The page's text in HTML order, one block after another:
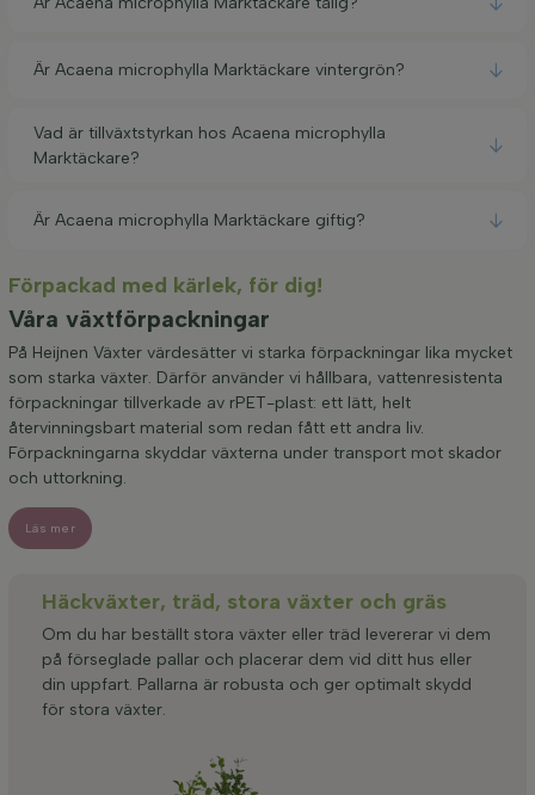
Är Acaena microphylla Marktäckare vintergrön?
Vad är tillväxtstyrkan hos Acaena microphylla
Marktäckare?
Är Acaena microphylla Marktäckare giftig?
Förpackad med kärlek, för dig!
Våra växtförpackningar
På Heijnen Växter värdesätter vi starka förpackningar lika mycket
som starka växter. Därför använder vi hållbara, vattenresistenta
förpackningar tillverkade av rPET-plast: ett lätt, helt
återvinningsbart material som redan fått ett andra liv.
Förpackningarna skyddar växterna under transport mot skador
och uttorkning.
Läs mer
Häckväxter, träd, stora växter och gräs
Om du har beställt stora växter eller träd levererar vi dem
på förseglade pallar och placerar dem vid ditt hus eller
din uppfart. Pallarna är robusta och ger optimalt skydd
för stora växter.